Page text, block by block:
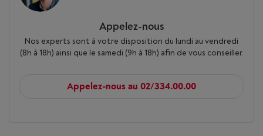
Appelez-nous
Nos experts sont à votre disposition du lundi au vendredi
(8h à 18h) ainsi que le samedi (9h à 18h) afin de vous conseiller.
Appelez-nous au 02/334.00.00